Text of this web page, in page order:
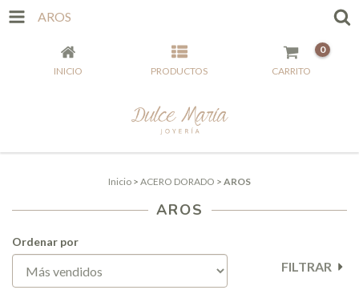
AROS
INICIO PRODUCTOS CARRITO
0
Inicio > ACERO DORADO > AROS
AROS
Ordenar por
FILTRAR